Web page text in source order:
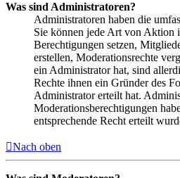
Was sind Administratoren?
Administratoren haben die
Sie können jede Art von Aktion
Berechtigungen setzen,
erstellen, Moderationsrechte
ein Administrator hat, sind
Rechte ihnen ein Gründer des
Administrator erteilt hat.
Moderationsberechtigungen
entsprechende Recht erteilt
Nach oben